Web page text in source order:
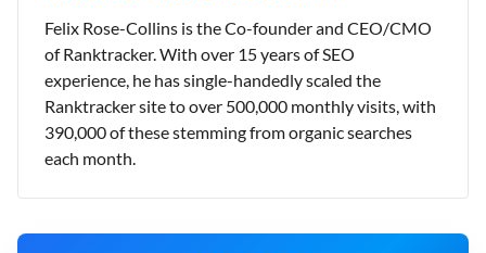
Felix Rose-Collins is the Co-founder and CEO/CMO
of Ranktracker. With over 15 years of SEO
experience, he has single-handedly scaled the
Ranktracker site to over 500,000 monthly visits, with
390,000 of these stemming from organic searches
each month.